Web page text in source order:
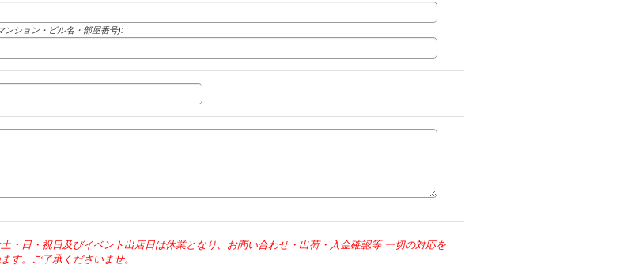
ンション・ビル名・部屋番号):
・日・祝日及びイベント出店日は休業となり、お問い合わせ・出荷・入金確認等 一切の対応を
す。ご了承くださいませ。